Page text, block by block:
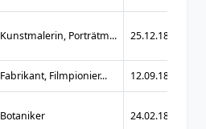
Kunstmalerin, Porträtm... 25.12.1883
Fabrikant, Filmpionier... 12.09.1898
Botaniker 24.02.1828